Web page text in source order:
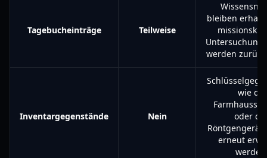
Tagebucheinträge Teilweise
bleiben
werden
Inventargegenstände Nein
wie die
oder
Röntgengerät
erneut